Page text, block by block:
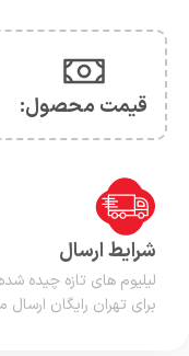
قیمت محصول:​
شرایط ارسال
لیلیوم های تازه چیده
برای تهران رایگان